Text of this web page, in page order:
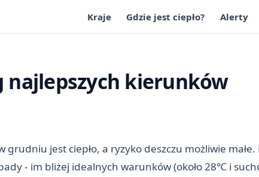
Kraje Gdzie jest ciepło? Alerty
najlepszych kierunków
jest ciepło, a ryzyko deszczu możliwie małe.
- im bliżej idealnych warunków (około 28℃ i